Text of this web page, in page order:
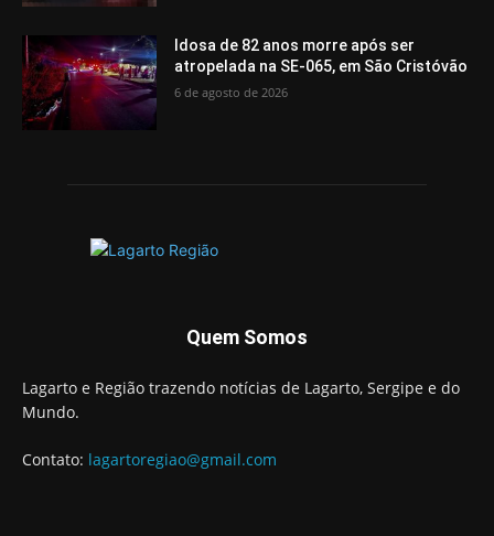
Idosa de 82 anos morre após ser
atropelada na SE-065, em São Cristóvão
6 de agosto de 2026
Quem Somos
Lagarto e Região trazendo notícias de Lagarto, Sergipe e do
Mundo.
Contato: lagartoregiao@gmail.com